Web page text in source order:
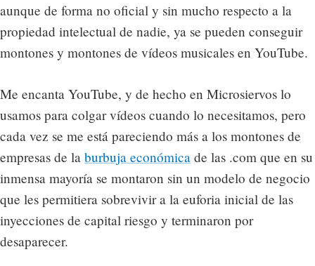
aunque de forma no oficial y sin mucho respecto a la
propiedad intelectual de nadie, ya se pueden conseguir
montones y montones de vídeos musicales en YouTube.
Me encanta YouTube, y de hecho en Microsiervos lo
usamos para colgar vídeos cuando lo necesitamos, pero
cada vez se me está pareciendo más a los montones de
empresas de la burbuja económica de las .com que en su
inmensa mayoría se montaron sin un modelo de negocio
que les permitiera sobrevivir a la euforia inicial de las
inyecciones de capital riesgo y terminaron por
desaparecer.